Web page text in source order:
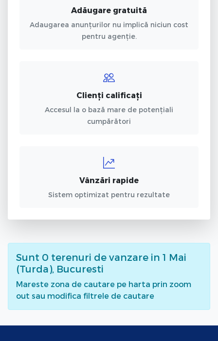
Adăugare gratuită
Adaugarea anunțurilor nu implică niciun cost
pentru agenție.
Clienți calificați
Accesul la o bază mare de potențiali
cumpărători
Vânzări rapide
Sistem optimizat pentru rezultate
Sunt 0 terenuri de vanzare in 1 Mai
(Turda), Bucuresti
Mareste zona de cautare pe harta prin zoom
out sau modifica filtrele de cautare